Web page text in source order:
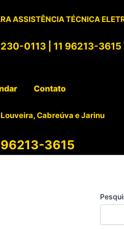
ASSISTÊNCIA TÉCNICA
0113| 11 96213-
Contato
Cabreúva e Jarinu
96213-3615